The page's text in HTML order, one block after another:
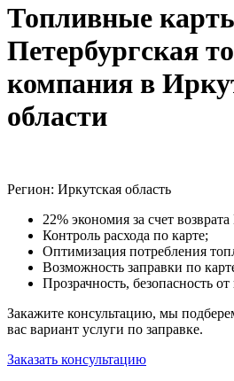
Топливные
Петербургская
компания в
области
Регион: Иркутская область
22% экономия за счет
Контроль расхода по карте;
Оптимизация потребления
Возможность заправки по
Прозрачность, безопасность
Закажите консультацию, мы
вас вариант услуги по заправке.
Заказать консультацию